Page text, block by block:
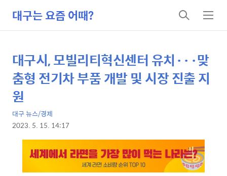
대구는 요즘 어때?
검
색
메
뉴
상
세
컨
텐
츠
본
문
제
목
대구시, 모빌리티혁신센터 유치···맞
춤형 전기차 부품 개발 및 시장 진출 지
원
대구 뉴스/경제
2023. 5. 15. 14:17